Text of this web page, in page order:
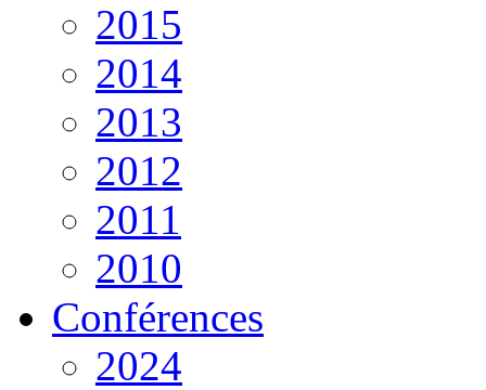
2015
2014
2013
2012
2011
2010
Conférences
2024